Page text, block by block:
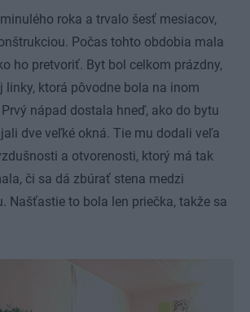
roka a trvalo šesť mesiacov,
Počas tohto obdobia mala
ho pretvoriť. Byt bol celkom prázdny,
linky, ktorá pôvodne bola na inom
nápad dostala hneď, ako do bytu
dve veľké okná. Tie mu dodali veľa
a otvorenosti, ktorý má tak
či sa dá zbúrať stena medzi
Našťastie to bola len priečka, takže sa